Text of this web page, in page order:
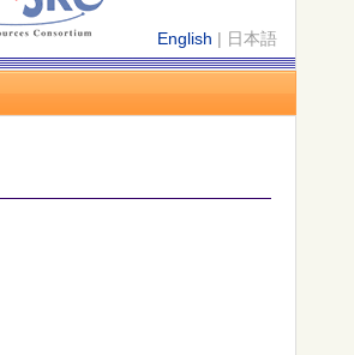
English | 日本語